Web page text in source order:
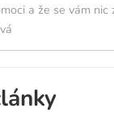
a že se vám nic